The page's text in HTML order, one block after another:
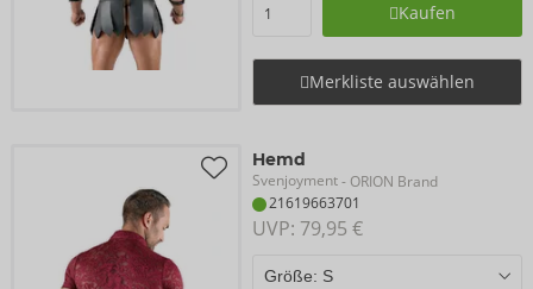
Kaufen
Merkliste auswählen
Hemd
Svenjoyment- ORION Brand
21619663701
UVP: 79,95 €